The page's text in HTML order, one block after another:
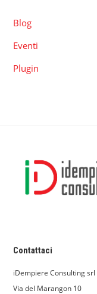
Blog
Eventi
Plugin
Contattaci
iDempiere Consulting srl
Via del Marangon 10